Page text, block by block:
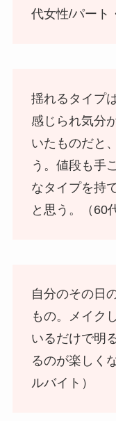
代女性/パート
揺れるタイプ
感じられ気分
いたものだと
う。値段も手
なタイプを持
と思う。（60
自分のその日
もの。メイク
いるだけで明
るのが楽しく
ルバイト）